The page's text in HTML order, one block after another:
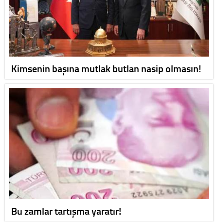
Kimsenin başına mutlak butlan nasip olmasın!
Bu zamlar tartışma yaratır!